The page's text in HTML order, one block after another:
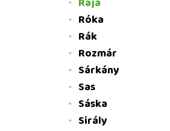
Róka
Rák
Rozmár
Sárkány
Sas
Sáska
Sirály